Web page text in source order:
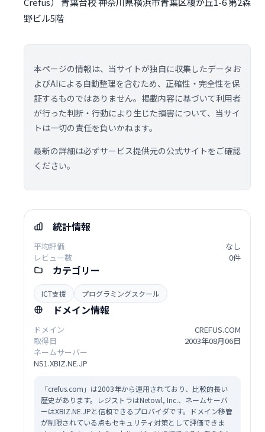
野ビル5階
本ページの情報は、当サイトが独自に収集したデータお
よびAIによる自動整理を含むため、正確性・完全性を保
証するものではありません。掲載内容に基づいて利用者
が行った判断・行動により生じた損害について、当サイ
トは一切の責任を負いかねます。
最新の詳細は必ずサービス提供元の公式サイトをご確認
ください。
統計情報
平均評価
なし
レビュー数
0件
カテゴリー
ICT支援 プログラミングスクール
ドメイン情報
ドメイン
CREFUS.COM
取得日
2003年08月06日
ネームサーバー
NS1.XBIZ.NE.JP
「crefus.com」は2003年から運用されており、比較的長い
歴史があります。レジストラはNetowl, Inc.、ネームサーバ
ーはXBIZ.NE.JPと信頼できるプロバイダです。ドメイン移管
が制限されている点もセキュリティ対策として評価できま